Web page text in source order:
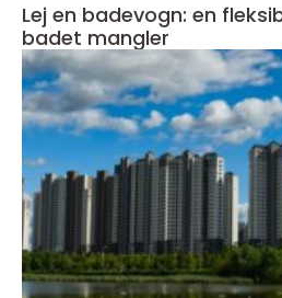
Lej en badevogn: en
badet mangler